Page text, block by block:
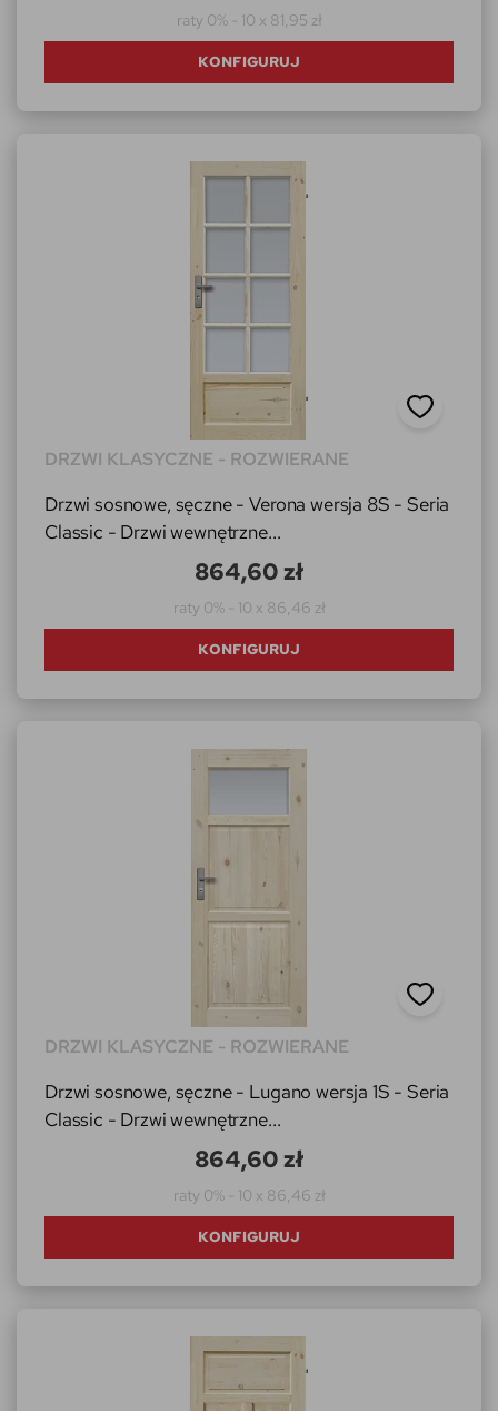
raty 0% - 10 x 81,95 zł
KONFIGURUJ
DRZWI KLASYCZNE - ROZWIERANE
Drzwi sosnowe, sęczne - Verona wersja 8S - Seria
Classic - Drzwi wewnętrzne...
864,60 zł
raty 0% - 10 x 86,46 zł
KONFIGURUJ
DRZWI KLASYCZNE - ROZWIERANE
Drzwi sosnowe, sęczne - Lugano wersja 1S - Seria
Classic - Drzwi wewnętrzne...
864,60 zł
raty 0% - 10 x 86,46 zł
KONFIGURUJ